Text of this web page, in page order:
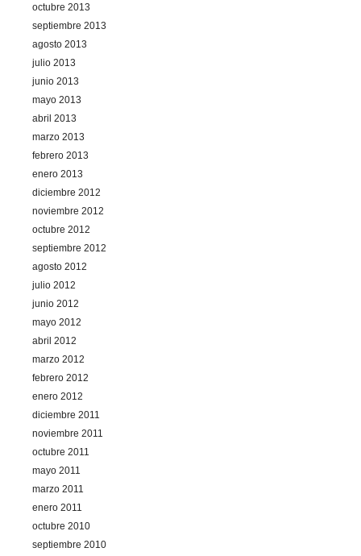
octubre 2013
septiembre 2013
agosto 2013
julio 2013
junio 2013
mayo 2013
abril 2013
marzo 2013
febrero 2013
enero 2013
diciembre 2012
noviembre 2012
octubre 2012
septiembre 2012
agosto 2012
julio 2012
junio 2012
mayo 2012
abril 2012
marzo 2012
febrero 2012
enero 2012
diciembre 2011
noviembre 2011
octubre 2011
mayo 2011
marzo 2011
enero 2011
octubre 2010
septiembre 2010